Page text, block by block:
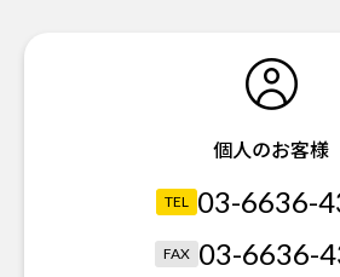
個人のお客様
TEL 03-6636-
FAX 03-6636-